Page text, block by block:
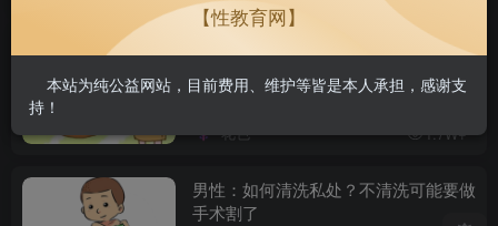
女性：如何清洗私处？为何太干净反而
诱发炎症？
花色 1.7W+
男性：如何清洗私处？不清洗可能要做
手术割了
【性教育网】
本站为纯公益网站，目前费用、维护等皆是本人承担，感谢支
持！